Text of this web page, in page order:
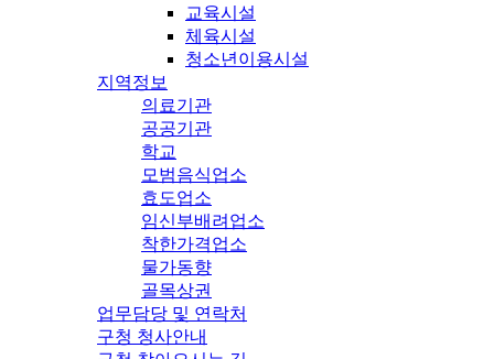
교육시설
체육시설
청소년이용시설
지역정보
의료기관
공공기관
학교
모범음식업소
효도업소
임신부배려업소
착한가격업소
물가동향
골목상권
업무담당 및 연락처
구청 청사안내